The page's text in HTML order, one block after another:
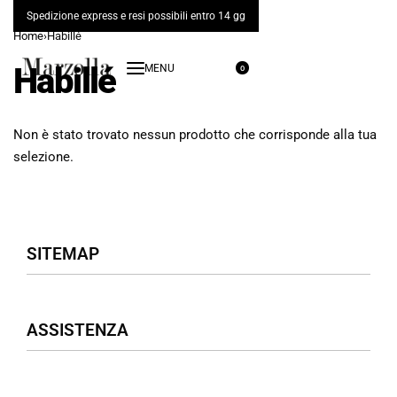
Spedizione express e resi possibili entro 14 gg
0
Home›Habillé
Habillé
Non è stato trovato nessun prodotto che corrisponde alla tua
selezione.
SITEMAP
Donna
ASSISTENZA